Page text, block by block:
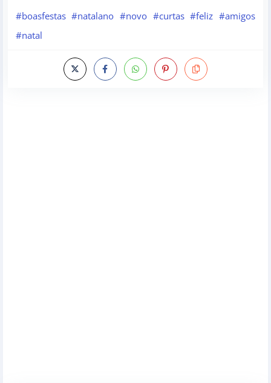
#boasfestas #natalano #novo #curtas #feliz #amigos
#natal